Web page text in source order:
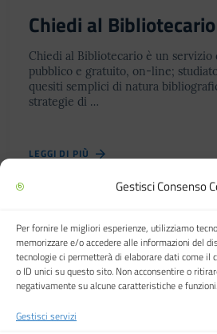
Gestisci Consenso
Per fornire le migliori esperienze, utilizziamo
memorizzare e/o accedere alle informazioni del
tecnologie ci permetterà di elaborare dati come il
o ID unici su questo sito. Non acconsentire o
negativamente su alcune caratteristiche e funzioni.
Gestisci servizi
Chiedi al Bibliotecario
Chiedi al Bibliotecario è un servizio
pubblico e gratuito, on-line;
quesiti semplici di natura
strategie di …
LEGGI DI PIÙ
Biblioteca
Città di Carpi